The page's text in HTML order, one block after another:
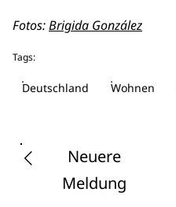
Fotos:Brigida González
Tags:
Deutschland Wohnen
Neuere
Meldung